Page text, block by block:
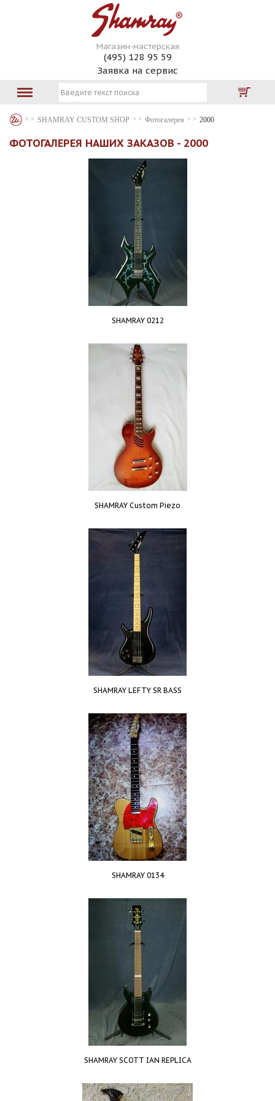
Магазин-мастерская
(495) 128 95 59
Заявка на сервис
SHAMRAY CUSTOM SHOP Фотогалерея 2000
ФОТОГАЛЕРЕЯ НАШИХ ЗАКАЗОВ - 2000
SHAMRAY 0212
SHAMRAY Custom Piezo
SHAMRAY LEFTY SR BASS
SHAMRAY 0134
SHAMRAY SCOTT IAN REPLICA